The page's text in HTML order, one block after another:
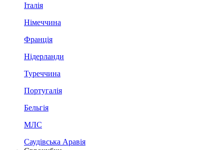
Італія
Німеччина
Франція
Нідерланди
Туреччина
Португалія
Бельгія
МЛС
Саудівська Аравія